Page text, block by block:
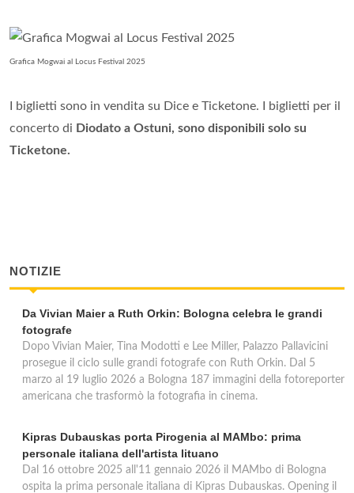
Grafica Mogwai al Locus Festival 2025
I biglietti sono in vendita su Dice e Ticketone. I biglietti per il
concerto di Diodato a Ostuni, sono disponibili solo su
Ticketone.
NOTIZIE
Da Vivian Maier a Ruth Orkin: Bologna celebra le grandi
fotografe
Dopo Vivian Maier, Tina Modotti e Lee Miller, Palazzo Pallavicini
prosegue il ciclo sulle grandi fotografe con Ruth Orkin. Dal 5
marzo al 19 luglio 2026 a Bologna 187 immagini della fotoreporter
americana che trasformò la fotografia in cinema.
Kipras Dubauskas porta Pirogenia al MAMbo: prima
personale italiana dell'artista lituano
Dal 16 ottobre 2025 all'11 gennaio 2026 il MAMbo di Bologna
ospita la prima personale italiana di Kipras Dubauskas. Opening il